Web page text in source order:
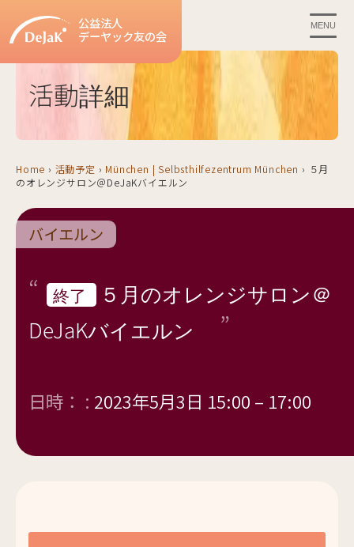
公益法人
デーヤック友の会
MENU
活動詳細
Home › 活動予定 › München | Selbsthilfezentrum München › ５月
のオレンジサロン＠DeJaKバイエルン
バイエルン
終了
５月のオレンジサロン＠
DeJaKバイエルン
日時： : 2023年5月3日 15:00 – 17:00